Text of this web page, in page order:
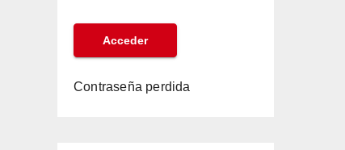
Contraseña perdida